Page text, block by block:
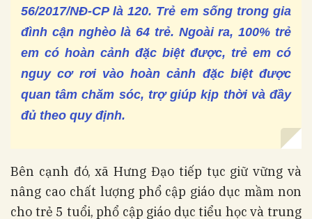
56/2017/NĐ-CP là 120. Trẻ em sống trong gia
đình cận nghèo là 64 trẻ. Ngoài ra, 100% trẻ
em có hoàn cảnh đặc biệt được, trẻ em có
nguy cơ rơi vào hoàn cảnh đặc biệt được
quan tâm chăm sóc, trợ giúp kịp thời và đầy
đủ theo quy định.
Bên cạnh đó, xã Hưng Đạo tiếp tục giữ vững và
nâng cao chất lượng phổ cập giáo dục mầm non
cho trẻ 5 tuổi, phổ cập giáo dục tiểu học và trung